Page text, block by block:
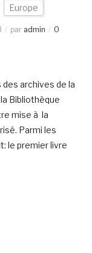
Europe
par admin
0
archives de la
Bibliothèque
mise à la
Parmi les
le premier livre